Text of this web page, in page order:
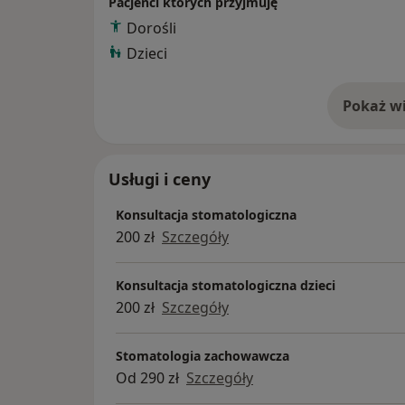
stanów nagłych w stomatologii (2018 r.)
opieki nad pacjentką w wieku rozrodczym
leczenia amputacyjnego,
Dorośli
Dzieci
Pokaż o
Usługi i ceny
Konsultacja stomatologiczna
200 zł Szczegóły
Konsultacja stomatologiczna dzieci
200 zł Szczegóły
Stomatologia zachowawcza
Od 290 zł Szczegóły